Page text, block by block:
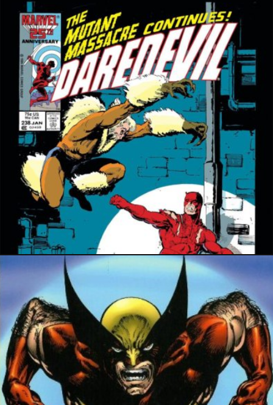
8 juin 2023
5 juin 2023